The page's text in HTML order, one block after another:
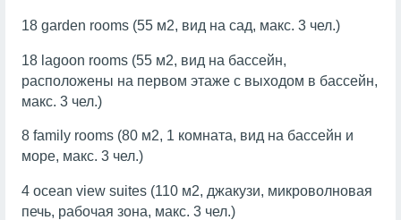
18 garden rooms (55 м2, вид на сад, макс. 3 чел.)
18 lagoon rooms (55 м2, вид на бассейн,
расположены на первом этаже с выходом в бассейн,
макс. 3 чел.)
8 family rooms (80 м2, 1 комната, вид на бассейн и
море, макс. 3 чел.)
4 ocean view suites (110 м2, джакузи, микроволновая
печь, рабочая зона, макс. 3 чел.)